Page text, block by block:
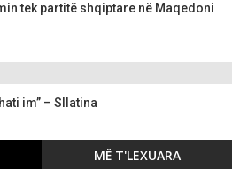
tek partitë shqiptare në Maqedoni
im” – Sllatina
MË T'LEXUARA